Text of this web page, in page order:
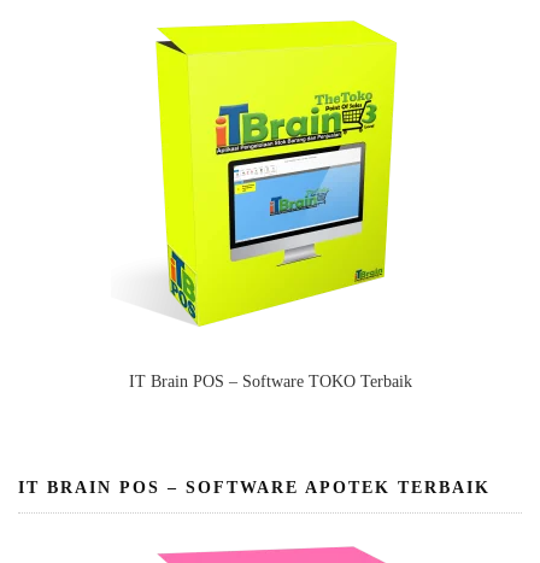
IT Brain POS – Software TOKO Terbaik
IT BRAIN POS – SOFTWARE APOTEK TERBAIK